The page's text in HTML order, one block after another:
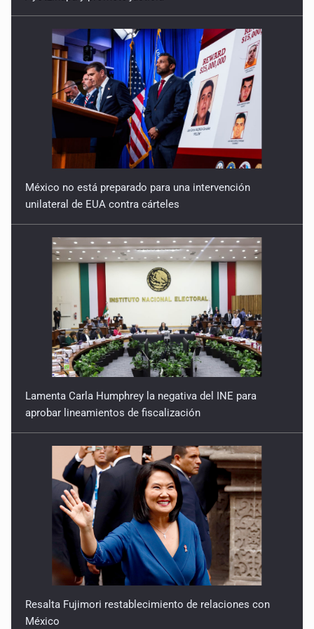
'No voltees a ver a los policías'
11 de Febrero de 2026
'Somos de un pueblo herido, pero no vencido'
4 de Febrero de 2026
México no está preparado para una intervención
unilateral de EUA contra cárteles
Lamenta Carla Humphrey la negativa del INE para
aprobar lineamientos de fiscalización
Resalta Fujimori restablecimiento de relaciones con
México